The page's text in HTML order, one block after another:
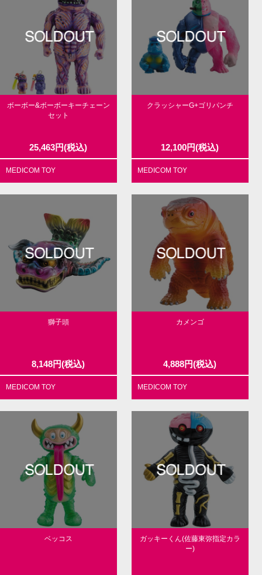
ボーボー&ボーボーキーチェーン
セット
25,463円(税込)
MEDICOM TOY
クラッシャーG+ゴリパンチ
12,100円(税込)
MEDICOM TOY
獅子頭
8,148円(税込)
MEDICOM TOY
カメンゴ
4,888円(税込)
MEDICOM TOY
ベッコス
ガッキーくん(佐藤東弥指定カラ
ー)